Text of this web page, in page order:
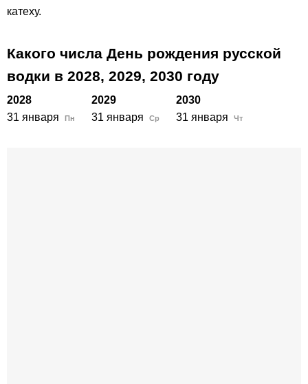
катеху.
Какого числа День рождения русской
водки в 2028, 2029, 2030 году
2028 2029
2030
31 января
Пн 31 января Ср 31 января Чт